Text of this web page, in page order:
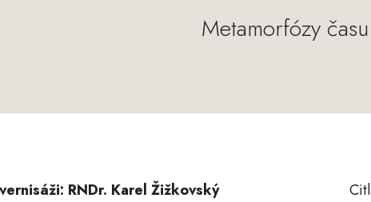
Metamorfózy
RNDr. Karel Žižkovský